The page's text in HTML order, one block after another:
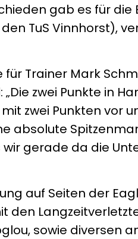
gab es für
TuS Vinnhorst),
für Trainer Mark
zwei Punkte in
zwei Punkten vor
absolute
gerade da die
auf Seiten der
den
sowie diversen